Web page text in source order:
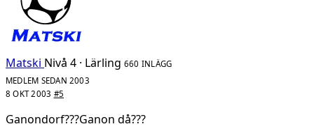
Matski Nivå 4 · Lärling 660 INLÄGG
MEDLEM SEDAN 2003
8 OKT 2003 #5
Ganondorf???Ganon då???